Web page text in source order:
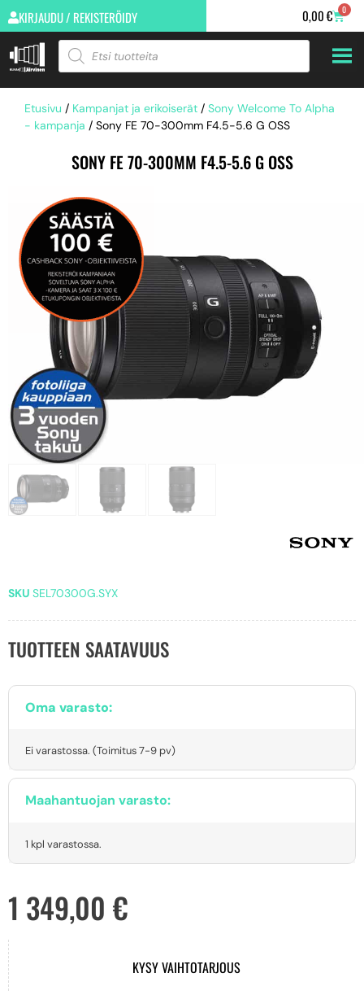
KIRJAUDU / REKISTERÖIDY 0,00€ 0
Etusivu / Kampanjat ja erikoiserät / Sony Welcome To Alpha
- kampanja / Sony FE 70-300mm F4.5-5.6 G OSS
SONY FE 70-300MM F4.5-5.6 G OSS
SKU SEL70300G.SYX
TUOTTEEN SAATAVUUS
Oma varasto:
Ei varastossa. (Toimitus 7-9 pv)
Maahantuojan varasto:
1 kpl varastossa.
1 349,00 €
KYSY VAIHTOTARJOUS